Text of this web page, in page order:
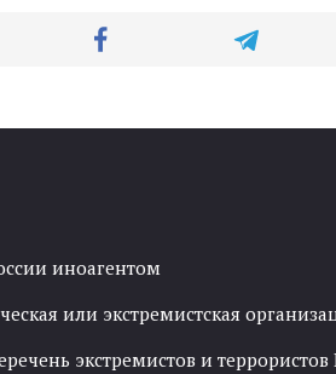
иноагентом
или экстремистская
экстремистов и